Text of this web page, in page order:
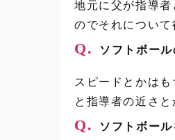
地元に父が指導
のでそれについて
Q. ソフトボール
スピードとかは
と指導者の近さ
Q. ソフトボー